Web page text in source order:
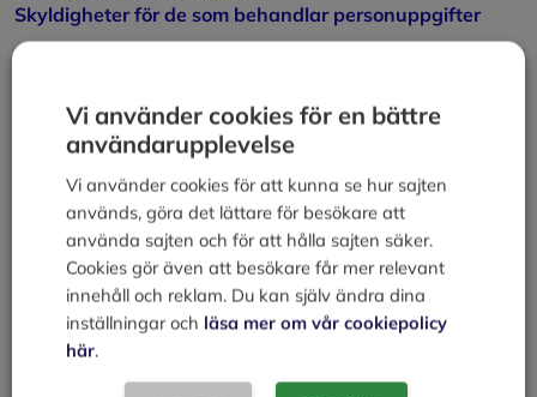
Skyldigheter för de som behandlar personuppgifter
Datainspektionen
Kategorier
Juridik
Enkla grunder i dataskydd
Missbruksregeln upphör
Lämna en kommentar
Vi använder cookies för en bättre
användarupplevelse
Vi använder cookies för att kunna se hur sajten
används, göra det lättare för besökare att
använda sajten och för att hålla sajten säker.
Cookies gör även att besökare får mer relevant
innehåll och reklam. Du kan själv ändra dina
inställningar och läsa mer om vår cookiepolicy
här.